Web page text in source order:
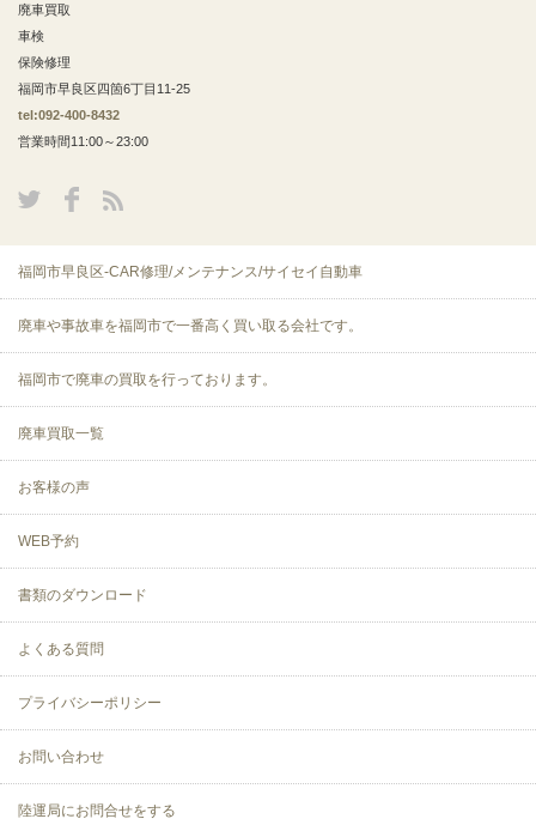
廃車買取
車検
保険修理
福岡市早良区四箇6丁目11-25
tel:092-400-8432
営業時間11:00～23:00
福岡市早良区-CAR修理/メンテナンス/サイセイ自動車
廃車や事故車を福岡市で一番高く買い取る会社です。
福岡市で廃車の買取を行っております。
廃車買取一覧
お客様の声
WEB予約
書類のダウンロード
よくある質問
プライバシーポリシー
お問い合わせ
陸運局にお問合せをする